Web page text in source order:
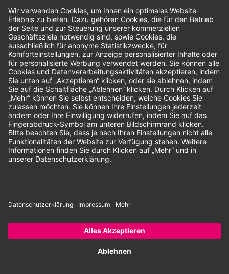
Bewertungen
Unsere Zahlungsarten:
Rechnung SEPA-Lastschrift Vorkasse